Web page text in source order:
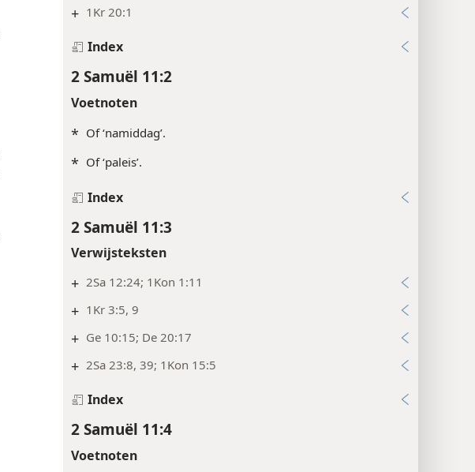
+ 1Kr 20:1
Index
2 Samuël 11:2
Voetnoten
* Of ‘namiddag’.
* Of ‘paleis’.
Index
2 Samuël 11:3
Verwijsteksten
+ 2Sa 12:24; 1Kon 1:11
+ 1Kr 3:5, 9
+ Ge 10:15; De 20:17
+ 2Sa 23:8, 39; 1Kon 15:5
Index
2 Samuël 11:4
Voetnoten